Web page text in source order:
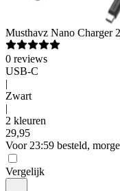
Musthavz Nano Charger
0 reviews
USB-C
|
Zwart
|
2 kleuren
29,95
Voor 23:59 besteld,
Vergelijk